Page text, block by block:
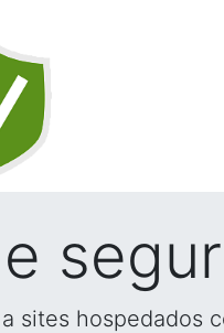
sites hospedados